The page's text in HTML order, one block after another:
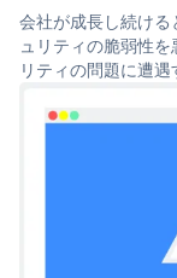
会社が成長し続け
ュリティの脆弱性
リティの問題に遭遇